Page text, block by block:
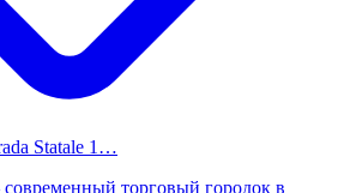
Statale 1…
торговый городок в